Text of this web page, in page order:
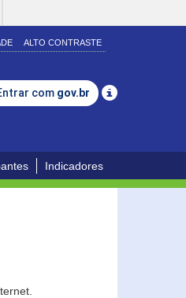
ALTO CONTRASTE
com gov.br
Indicadores